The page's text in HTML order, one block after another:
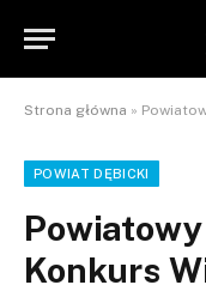
Strona główna » Powiatowy
POWIAT DĘBICKI
Konkurs